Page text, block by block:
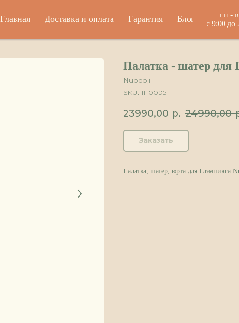
Главная Доставка и оплата Гарантия Блог
пн -
с 9:00 до
Палатка - шатер для
Nuodoji
SKU: 1110005
23990,00 р. 24990,00
Заказать
Палатка, шатер, юрта для Глэмпинга